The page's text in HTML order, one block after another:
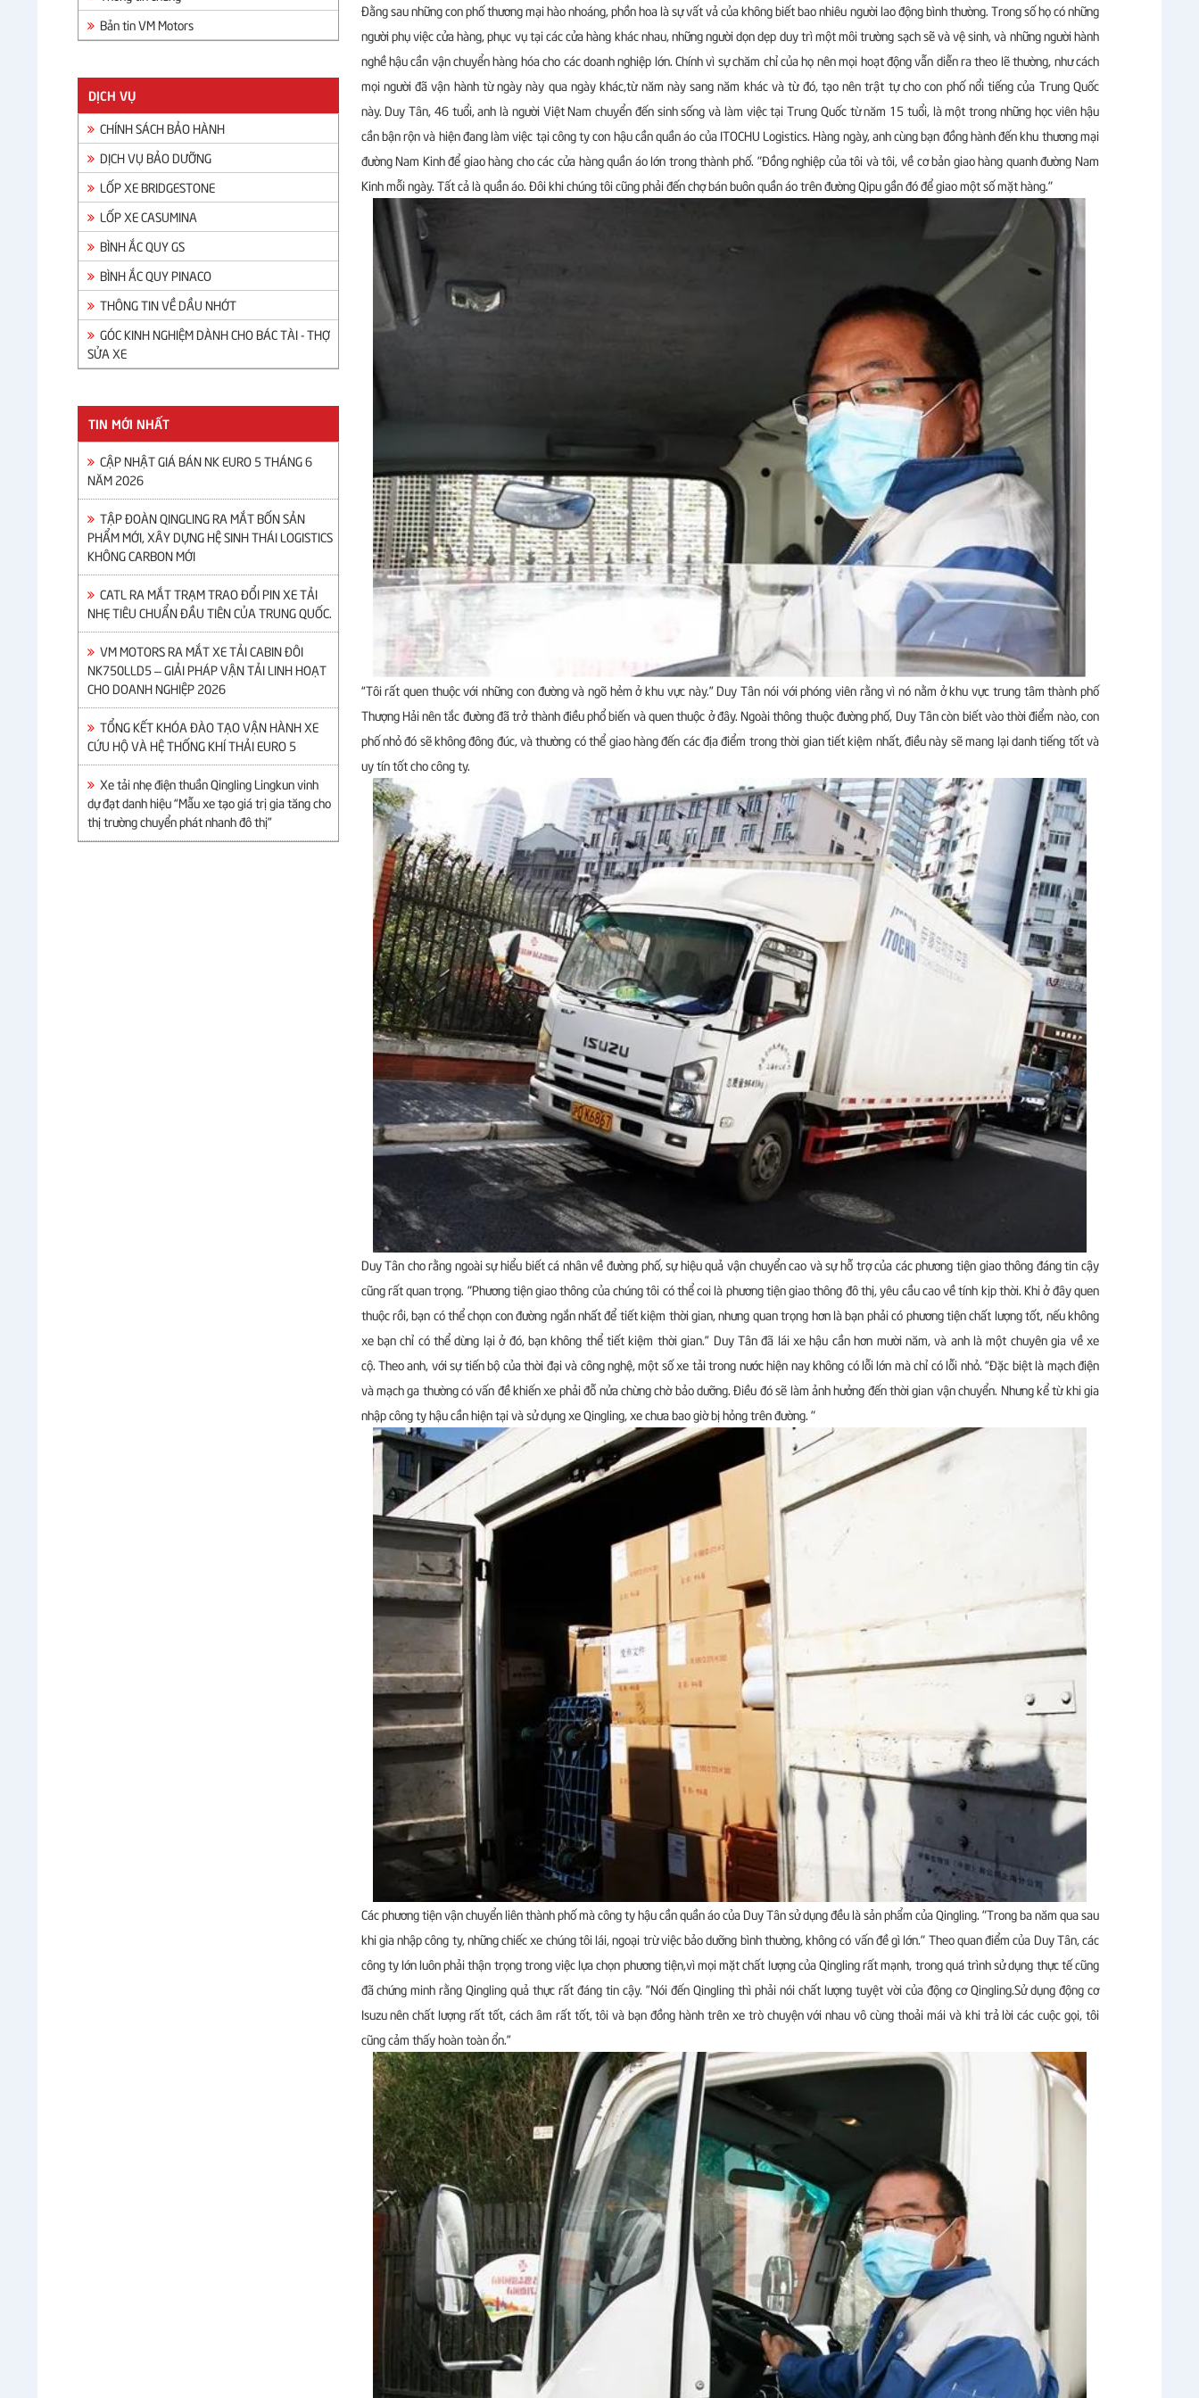
Bản tin VM Motors
DỊCH VỤ
CHÍNH SÁCH BẢO HÀNH
DỊCH VỤ BẢO DƯỠNG
LỐP XE BRIDGESTONE
LỐP XE CASUMINA
BÌNH ẮC QUY GS
BÌNH ẮC QUY PINACO
THÔNG TIN VỀ DẦU NHỚT
GÓC KINH NGHIỆM DÀNH CHO BÁC TÀI - THỢ
SỬA XE
TIN MỚI NHẤT
CẬP NHẬT GIÁ BÁN NK EURO 5 THÁNG 6
NĂM 2026
TẬP ĐOÀN QINGLING RA MẮT BỐN SẢN
PHẨM MỚI, XÂY DỰNG HỆ SINH THÁI LOGISTICS
KHÔNG CARBON MỚI
CATL RA MẮT TRẠM TRAO ĐỔI PIN XE TẢI
NHẸ TIÊU CHUẨN ĐẦU TIÊN CỦA TRUNG QUỐC.
VM MOTORS RA MẮT XE TẢI CABIN ĐÔI
NK750LLD5 – GIẢI PHÁP VẬN TẢI LINH HOẠT
CHO DOANH NGHIỆP 2026
TỔNG KẾT KHÓA ĐÀO TẠO VẬN HÀNH XE
CỨU HỘ VÀ HỆ THỐNG KHÍ THẢI EURO 5
Xe tải nhẹ điện thuần Qingling Lingkun vinh
dự đạt danh hiệu “Mẫu xe tạo giá trị gia tăng cho
thị trường chuyển phát nhanh đô thị”
Đằng sau những con phố thương mại hào nhoáng, phồn hoa là sự vất vả của không biết bao nhiêu người lao động bình thường. Trong số họ có những
người phụ việc cửa hàng, phục vụ tại các cửa hàng khác nhau, những người dọn dẹp duy trì một môi trường sạch sẽ và vệ sinh, và những người hành
nghề hậu cần vận chuyển hàng hóa cho các doanh nghiệp lớn. Chính vì sự chăm chỉ của họ nên mọi hoạt động vẫn diễn ra theo lẽ thường, như cách
mọi người đã vận hành từ ngày này qua ngày khác,từ năm này sang năm khác và từ đó, tạo nên trật tự cho con phố nổi tiếng của Trung Quốc
này. Duy Tân, 46 tuổi, anh là người Việt Nam chuyển đến sinh sống và làm việc tại Trung Quốc từ năm 15 tuổi, là một trong những học viên hậu
cần bận rộn và hiện đang làm việc tại công ty con hậu cần quần áo của ITOCHU Logistics. Hàng ngày, anh cùng bạn đồng hành đến khu thương mại
đường Nam Kinh để giao hàng cho các cửa hàng quần áo lớn trong thành phố. "Đồng nghiệp của tôi và tôi, về cơ bản giao hàng quanh đường Nam
Kinh mỗi ngày. Tất cả là quần áo. Đôi khi chúng tôi cũng phải đến chợ bán buôn quần áo trên đường Qipu gần đó để giao một số mặt hàng."
“Tôi rất quen thuộc với những con đường và ngõ hẻm ở khu vực này.” Duy Tân nói với phóng viên rằng vì nó nằm ở khu vực trung tâm thành phố
Thượng Hải nên tắc đường đã trở thành điều phổ biến và quen thuộc ở đây. Ngoài thông thuộc đường phố, Duy Tân còn biết vào thời điểm nào, con
phố nhỏ đó sẽ không đông đúc, và thường có thể giao hàng đến các địa điểm trong thời gian tiết kiệm nhất, điều này sẽ mang lại danh tiếng tốt và
uy tín tốt cho công ty.
Duy Tân cho rằng ngoài sự hiểu biết cá nhân về đường phố, sự hiệu quả vận chuyển cao và sự hỗ trợ của các phương tiện giao thông đáng tin cậy
cũng rất quan trọng. "Phương tiện giao thông của chúng tôi có thể coi là phương tiện giao thông đô thị, yêu cầu cao về tính kịp thời. Khi ở đây quen
thuộc rồi, bạn có thể chọn con đường ngắn nhất để tiết kiệm thời gian, nhưng quan trọng hơn là bạn phải có phương tiện chất lượng tốt, nếu không
xe bạn chỉ có thể dừng lại ở đó, bạn không thể tiết kiệm thời gian.” Duy Tân đã lái xe hậu cần hơn mười năm, và anh là một chuyên gia về xe
cộ. Theo anh, với sự tiến bộ của thời đại và công nghệ, một số xe tải trong nước hiện nay không có lỗi lớn mà chỉ có lỗi nhỏ. “Đặc biệt là mạch điện
và mạch ga thường có vấn đề khiến xe phải đỗ nửa chừng chờ bảo dưỡng. Điều đó sẽ làm ảnh hưởng đến thời gian vận chuyển. Nhưng kể từ khi gia
nhập công ty hậu cần hiện tại và sử dụng xe Qingling, xe chưa bao giờ bị hỏng trên đường. "
Các phương tiện vận chuyển liên thành phố mà công ty hậu cần quần áo của Duy Tân sử dụng đều là sản phẩm của Qingling. "Trong ba năm qua sau
khi gia nhập công ty, những chiếc xe chúng tôi lái, ngoại trừ việc bảo dưỡng bình thường, không có vấn đề gì lớn." Theo quan điểm của Duy Tân, các
công ty lớn luôn phải thận trọng trong việc lựa chọn phương tiện,vì mọi mặt chất lượng của Qingling rất mạnh, trong quá trình sử dụng thực tế cũng
đã chứng minh rằng Qingling quả thực rất đáng tin cậy. ”Nói đến Qingling thì phải nói chất lượng tuyệt vời của động cơ Qingling.Sử dụng động cơ
Isuzu nên chất lượng rất tốt, cách âm rất tốt, tôi và bạn đồng hành trên xe trò chuyện với nhau vô cùng thoải mái và khi trả lời các cuộc gọi, tôi
cũng cảm thấy hoàn toàn ổn.”